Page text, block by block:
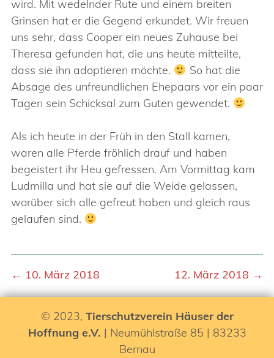
wird. Mit wedelnder Rute und einem breiten
Grinsen hat er die Gegend erkundet. Wir freuen
uns sehr, dass Cooper ein neues Zuhause bei
Theresa gefunden hat, die uns heute mitteilte,
dass sie ihn adoptieren möchte.
So hat die
Absage des unfreundlichen Ehepaars vor ein paar
Tagen sein Schicksal zum Guten gewendet.
Als ich heute in der Früh in den Stall kamen,
waren alle Pferde fröhlich drauf und haben
begeistert ihr Heu gefressen. Am Vormittag kam
Ludmilla und hat sie auf die Weide gelassen,
worüber sich alle gefreut haben und gleich raus
gelaufen sind.
← 10. März 2018 12. März 2018 →
© 2023, Tierschutzverein Häuser der
Hoffnung e.V. | Neumühlstraße 85 | 83233
Bernau